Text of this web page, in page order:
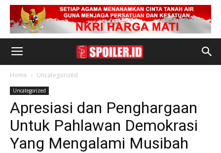
Home Uncategorized
Uncategorized
Apresiasi dan Penghargaan
Untuk Pahlawan Demokrasi
Yang Mengalami Musibah